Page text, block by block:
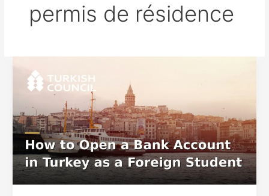
permis de résidence
ouvrir
un
bancaire
en
Turquie
en
tant
qu’étudiant